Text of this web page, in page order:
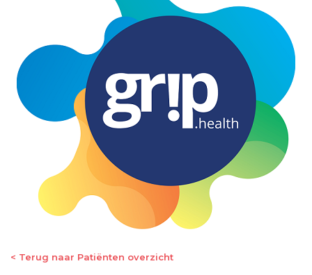
< Terug naar Patiënten overzicht